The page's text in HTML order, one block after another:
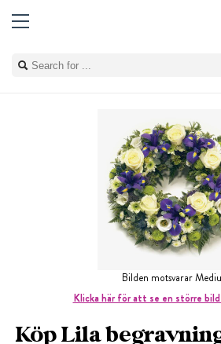
Bilden motsvarar
Klicka här för att se en större
Köp Lila